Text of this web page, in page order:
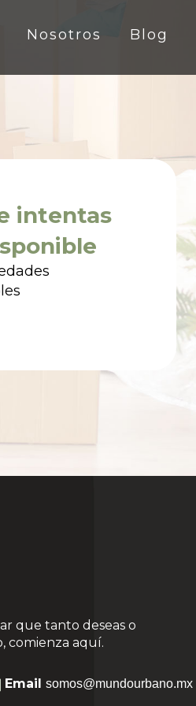
Nosotros Blog
intentas
que tanto deseas o
comienza aquí.
Email somos@mundourbano.mx